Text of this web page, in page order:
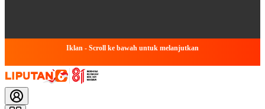
Iklan - Scroll ke bawah untuk melanjutkan